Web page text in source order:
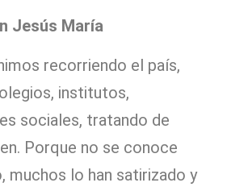
Jesús María
recorriendo el país,
institutos,
sociales, tratando de
Porque no se conoce
muchos lo han satirizado y